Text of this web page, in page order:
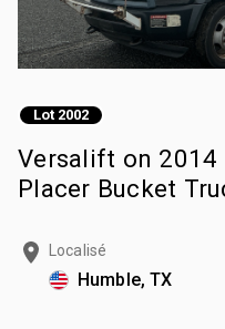
Lot 2002
Versalift on 2014
Placer Bucket
Localisé
Humble, TX